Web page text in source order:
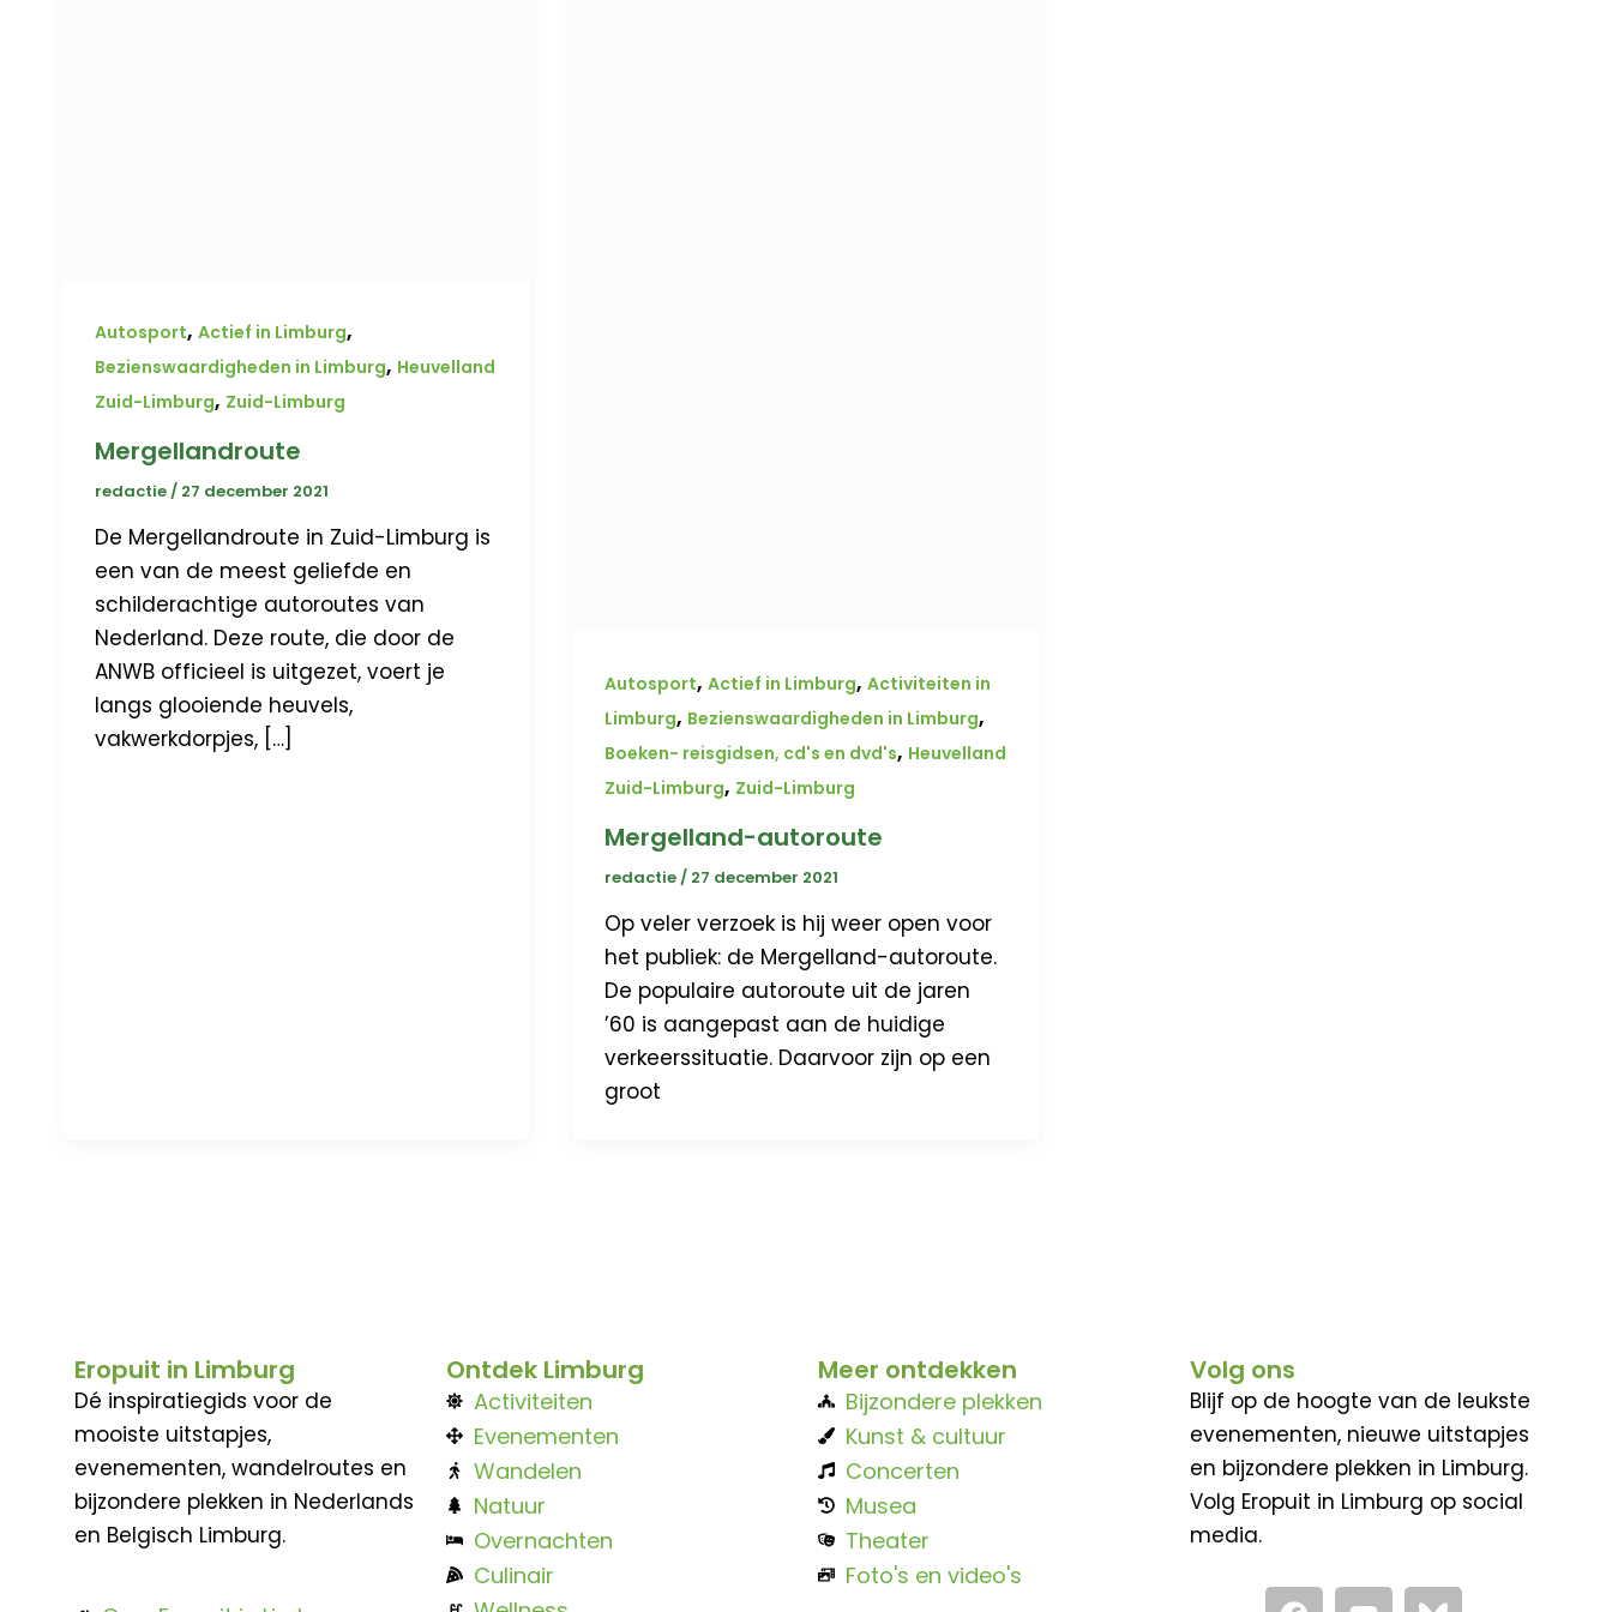
Autosport, Actief in Limburg,
Bezienswaardigheden in Limburg, Heuvelland
Zuid-Limburg, Zuid-Limburg
Mergellandroute
redactie/ 27 december 2021
De Mergellandroute in Zuid-Limburg is
een van de meest geliefde en
schilderachtige autoroutes van
Nederland. Deze route, die door de
ANWB officieel is uitgezet, voert je
langs glooiende heuvels,
vakwerkdorpjes, […]
Autosport,Actief in Limburg,Activiteiten in
Limburg, Bezienswaardigheden in Limburg,
Boeken- reisgidsen, cd's en dvd's, Heuvelland
Zuid-Limburg, Zuid-Limburg
Mergelland-autoroute
redactie/ 27 december 2021
Op veler verzoek is hij weer open voor
het publiek: de Mergelland-autoroute.
De populaire autoroute uit de jaren
’60 is aangepast aan de huidige
verkeerssituatie. Daarvoor zijn op een
groot
Eropuit in Limburg
Dé inspiratiegids voor de
mooiste uitstapjes,
evenementen, wandelroutes en
bijzondere plekken in Nederlands
en Belgisch Limburg.
Ontdek Limburg
Activiteiten
Evenementen
Wandelen
Natuur
Overnachten
Culinair
Meer ontdekken
Bijzondere plekken
Kunst & cultuur
Concerten
Musea
Theater
Foto's en video's
Volg ons
Blijf op de hoogte van de leukste
evenementen, nieuwe uitstapjes
en bijzondere plekken in Limburg.
Volg Eropuit in Limburg op social
media.
F Y